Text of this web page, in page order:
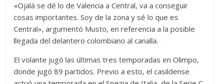
«Ojalá se dé lo de Valencia a Central, va a conseguir
cosas importantes. Soy de la zona y sé lo que es
Central», argumentó Musto, en referencia a la posible
llegada del delantero colombiano al canalla.
El volante jugó las últimas tres temporadas en Olimpo,
donde jugó 89 partidos. Previo a esto, el casildense